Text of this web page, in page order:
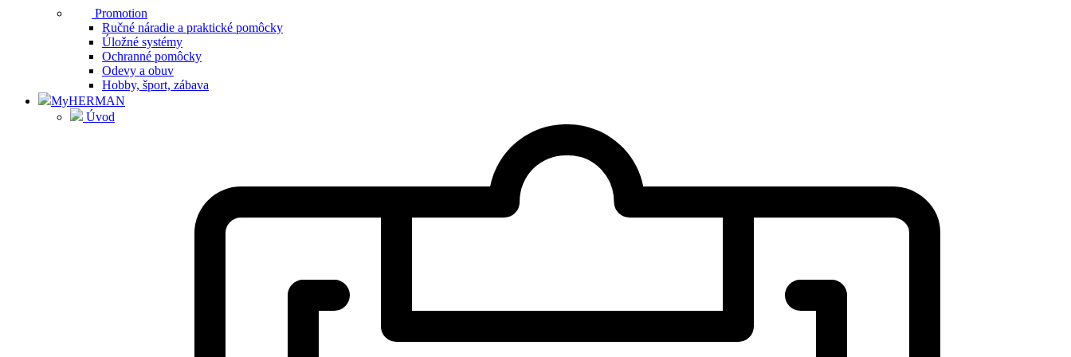
Promotion
Ručné náradie a praktické pomôcky
Úložné systémy
Ochranné pomôcky
Odevy a obuv
Hobby, šport, zábava
MyHERMAN
Úvod